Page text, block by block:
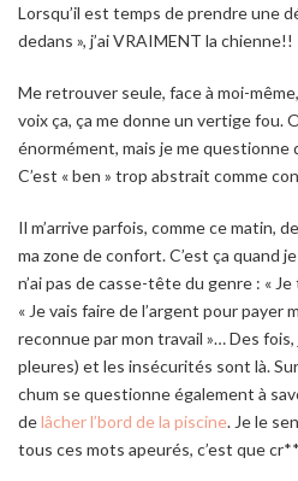
Lorsqu’il est temps de prendre une
dedans », j’ai VRAIMENT la chienne!!
Me retrouver seule, face à moi-
voix ça, ça me donne un vertige fou.
énormément, mais je me questionne
C’est « ben » trop abstrait comme
Il m’arrive parfois, comme ce matin,
ma zone de confort. C’est ça quand
n’ai pas de casse-tête du genre : «
« Je vais faire de l’argent pour payer
reconnue par mon travail »… Des fois,
pleures) et les insécurités sont là.
chum se questionne également à
delâcher l’bord de la piscine. Je le
tous ces mots apeurés, c’est que